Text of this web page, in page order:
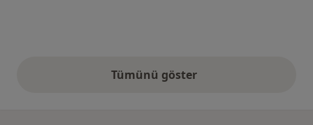
Tümünü gösteryukarıdaki görüşler